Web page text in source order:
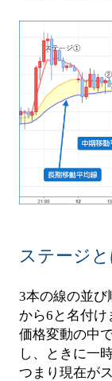
ステージと
3本の線の並び
から6と名付け
価格変動の中
し、ときに一
つまり現在が